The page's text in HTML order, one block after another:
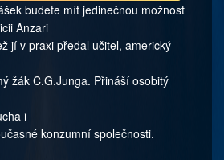
budete mít jedinečnou možnost
Anzari
jí v praxi předal učitel, americký
žák C.G.Junga. Přináší osobitý
i
konzumní společnosti.